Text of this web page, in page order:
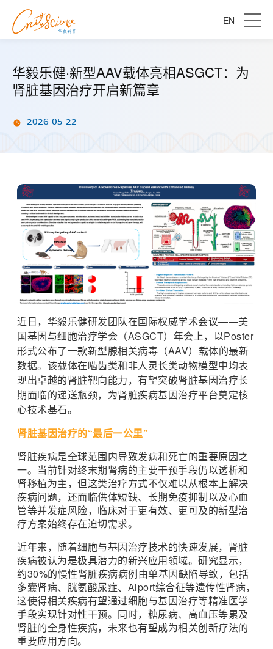
EN
华毅乐健·新型AAV载体亮相ASGCT：为
肾脏基因治疗开启新篇章
2026-05-22
近日，华毅乐健研发团队在国际权威学术会议——美
国基因与细胞治疗学会（ASGCT）年会上，以Poster
形式公布了一款新型腺相关病毒（AAV）载体的最新
数据。该载体在啮齿类和非人灵长类动物模型中均表
现出卓越的肾脏靶向能力，有望突破肾脏基因治疗长
期面临的递送瓶颈，为肾脏疾病基因治疗平台奠定核
心技术基石。
肾脏基因治疗的“最后一公里”
肾脏疾病是全球范围内导致发病和死亡的重要原因之
一。当前针对终末期肾病的主要干预手段仍以透析和
肾移植为主，但这类治疗方式不仅难以从根本上解决
疾病问题，还面临供体短缺、长期免疫抑制以及心血
管等并发症风险，临床对于更有效、更可及的新型治
疗方案始终存在迫切需求。
近年来，随着细胞与基因治疗技术的快速发展，肾脏
疾病被认为是极具潜力的新兴应用领域。研究显示，
约30%的慢性肾脏疾病病例由单基因缺陷导致，包括
多囊肾病、胱氨酸尿症、Alport综合征等遗传性肾病，
这使得相关疾病有望通过细胞与基因治疗等精准医学
手段实现针对性干预。同时，糖尿病、高血压等累及
肾脏的全身性疾病，未来也有望成为相关创新疗法的
重要应用方向。